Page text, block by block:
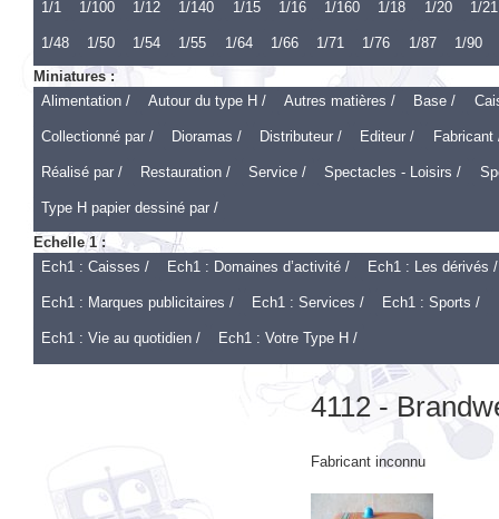
1/48 1/50 1/54 1/55 1/64 1/66 1/71 1/76 1/87
1/90
Miniatures :
Alimentation /
Autour du type H / Autres matières / Base /
Collectionné par / Dioramas / Distributeur / Editeur / Fabricant
Réalisé par / Restauration / Service / Spectacles - Loisirs /
Type H papier dessiné par /
Echelle 1 :
Ech1 : Caisses /
Ech1 : Domaines d’activité / Ech1 : Les dérivés /
Ech1 : Marques publicitaires / Ech1 : Services / Ech1 : Sports /
Ech1 : Vie au quotidien / Ech1 : Votre Type H /
4112 -